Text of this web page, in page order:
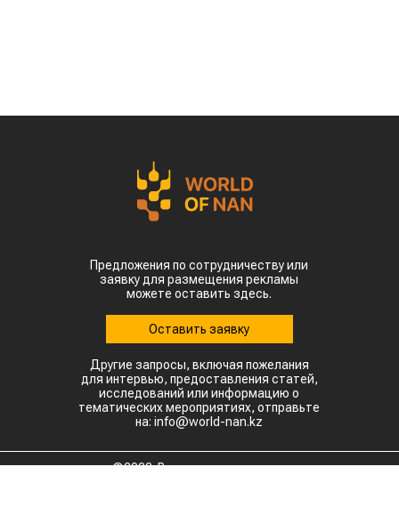
Предложения по сотрудничеству или
заявку для размещения рекламы
можете оставить здесь.
Оставить заявку
Другие запросы, включая пожелания
для интервью, предоставления статей,
исследований или информацию о
тематических мероприятиях, отправьте
на: info@world-nan.kz
©2022. Все права защищены.